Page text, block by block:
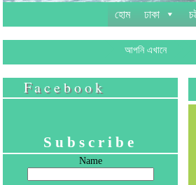
হোম ঢাকা
আপনি এখানে
Facebook
Subscribe
Name